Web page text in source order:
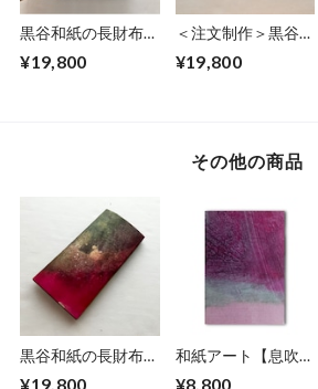
黒谷和紙の長財布
¥19,800
＜注文制作＞黒谷和
¥19,800
その他の商品
黒谷和紙の長財布
¥19,800
和紙アート【息吹】
¥8,800